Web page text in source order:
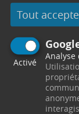
Tout
Activé
Analyse
pas de
le midi
garderie